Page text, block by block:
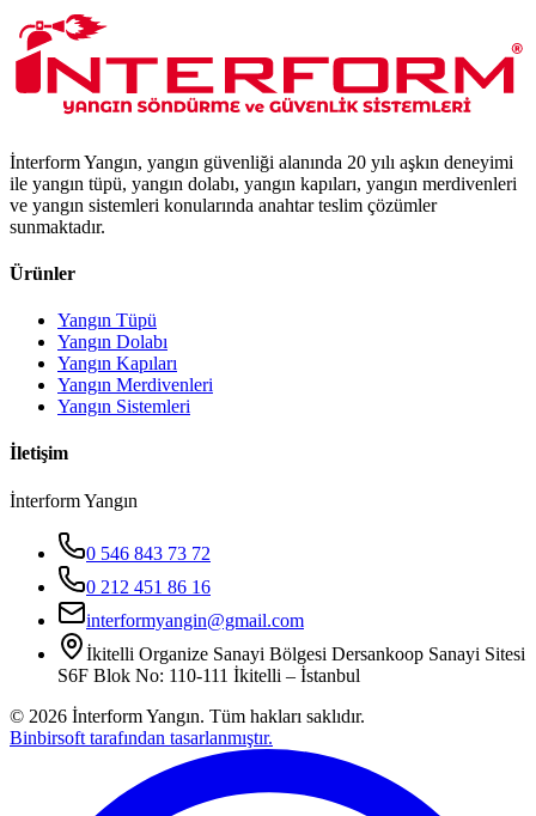
İnterform Yangın, yangın güvenliği alanında 20 yılı aşkın deneyimi
ile yangın tüpü, yangın dolabı, yangın kapıları, yangın merdivenleri
ve yangın sistemleri konularında anahtar teslim çözümler
sunmaktadır.
Ürünler
Yangın Tüpü
Yangın Dolabı
Yangın Kapıları
Yangın Merdivenleri
Yangın Sistemleri
İletişim
İnterform Yangın
0 546 843 73 72
0 212 451 86 16
interformyangin@gmail.com
İkitelli Organize Sanayi Bölgesi Dersankoop Sanayi Sitesi
S6F Blok No: 110-111 İkitelli – İstanbul
© 2026 İnterform Yangın. Tüm hakları saklıdır.
Binbirsoft tarafından tasarlanmıştır.